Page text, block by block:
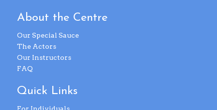
About the Centre
Our Special Sauce
The Actors
Our Instructors
FAQ
Quick Links